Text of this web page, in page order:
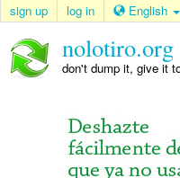
sign up log in English
nolotiro.org
don't dump it, give it